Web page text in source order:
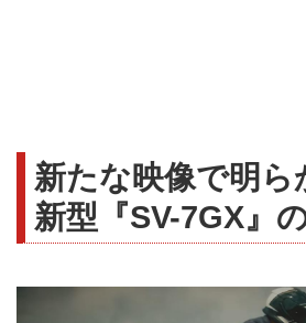
新たな映像で明ら
新型『SV-7GX』